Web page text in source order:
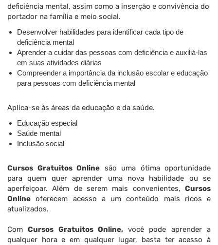
deficiência mental, assim como a inserção e convivência do
portador na família e meio social.
Desenvolver habilidades para identificar cada tipo de
deficiência mental
Aprender a cuidar das pessoas com deficiência e auxiliá-las
em suas atividades diárias
Compreender a importância da inclusão escolar e educação
para pessoas com deficiência mental
Aplica-se às áreas da educação e da saúde.
Educação especial
Saúde mental
Inclusão social
Cursos Gratuitos Online são uma ótima oportunidade
para quem quer aprender uma nova habilidade ou se
aperfeiçoar. Além de serem mais convenientes, Cursos
Online oferecem acesso a um conteúdo mais ricos e
atualizados.
ComCursos Gratuitos Online,você pode aprender a
qualquer hora e em qualquer lugar, basta ter acesso à